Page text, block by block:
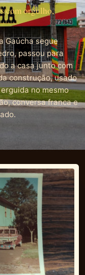
com orgulho,
Gaúcha segue
passou para
a casa junto com
construção, usado
no mesmo
conversa franca e